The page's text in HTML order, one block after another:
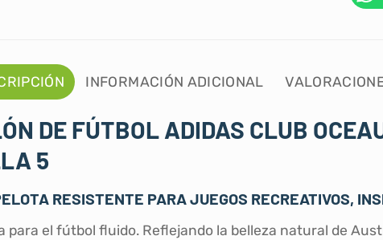
INFORMACIÓN ADICIONAL
DE FÚTBOL ADIDAS CLUB
5
RESISTENTE PARA JUEGOS RECREATIVOS,
para el fútbol fluido. Reflejando la belleza natural de